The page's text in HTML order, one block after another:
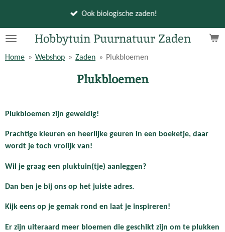
naar
hoofdinhoud
Hobbytuin Puurnatuur Zaden
Ook biologische zaden!
Home » Webshop » Zaden » Plukbloemen
Plukbloemen
Plukbloemen zijn geweldig!
Prachtige kleuren en heerlijke geuren in een boeketje, daar
wordt je toch vrolijk van!
Wil je graag een pluktuin(tje) aanleggen?
Dan ben je bij ons op het juiste adres.
Kijk eens op je gemak rond en laat je inspireren!
Er zijn uiteraard meer bloemen die geschikt zijn om te plukken